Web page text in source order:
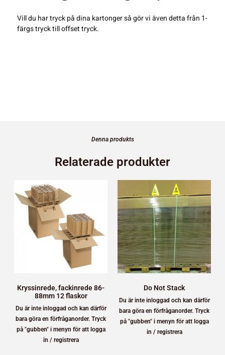
Vill du har tryck på dina kartonger så gör vi även detta från 1-
färgs tryck till offset tryck.
Denna produkts
Relaterade produkter
Kryssinrede, fackinrede 86-
88mm 12 flaskor
Du är inte inloggad och kan därför
bara göra en förfråganorder. Tryck
på "gubben" i menyn för att logga
in / registrera
Do Not Stack
Du är inte inloggad och kan därför
bara göra en förfråganorder. Tryck
på "gubben" i menyn för att logga
in / registrera